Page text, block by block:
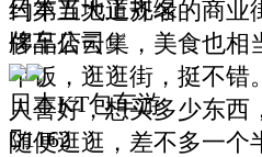
日本当地正规绿
牌车公司✅
日本KT包车游
1162
约第五大道齐名的商业
侈品店云集，美食也相
个饭，逛逛街，挺不错
人喜好，想买多少东西
随便逛逛，差不多一个